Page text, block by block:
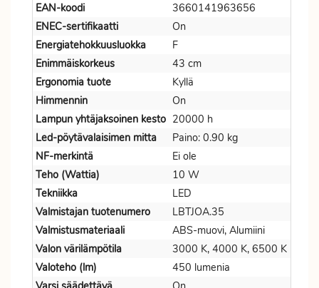
EAN-koodi
3660141963656
ENEC-sertifikaatti
On
Energiatehokkuusluokka
F
Enimmäiskorkeus
43 cm
Ergonomia tuote
Kyllä
Himmennin
On
Lampun yhtäjaksoinen kesto 20000 h
Led-pöytävalaisimen mitta
Paino: 0.90 kg
NF-merkintä
Ei ole
Teho (Wattia)
10 W
Tekniikka
LED
Valmistajan tuotenumero
LBTJOA.35
Valmistusmateriaali
ABS-muovi, Alumiini
Valon värilämpötila
3000 K, 4000 K, 6500 K
Valoteho (lm)
450 lumenia